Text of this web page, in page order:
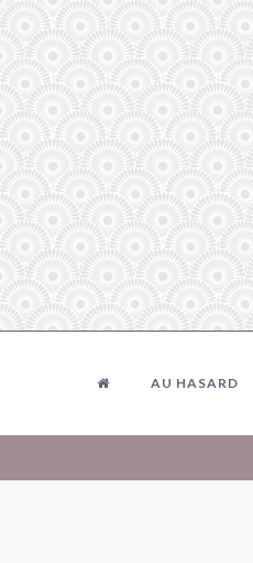
AU HASARD